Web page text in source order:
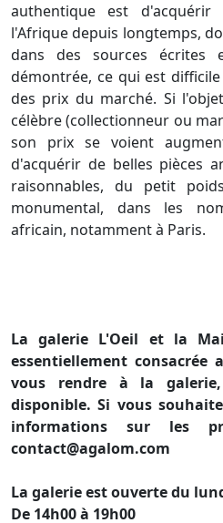
authentique est
l'Afrique depuis longtemps,
dans des sources
démontrée, ce qui est
des prix du marché. Si
célèbre (collectionneur ou
son prix se voient
d'acquérir de belles pièces
raisonnables, du petit
monumental, dans les
africain, notamment à Paris.
La galerie L'Oeil et la
essentiellement consacrée
vous rendre à la
disponible. Si vous
informations sur les
contact@agalom.com
La galerie est ouverte du
De 14h00 à 19h00